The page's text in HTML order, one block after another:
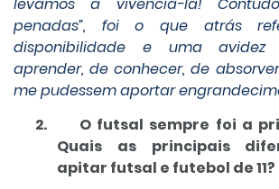
levámos a vivenciá-la!
penadas”, foi o que atrás
disponibilidade e uma avidez
aprender, de conhecer, de
me pudessem aportar
2.
O futsal sempre foi a
Quais as principais
apitar futsal e futebol de 11?